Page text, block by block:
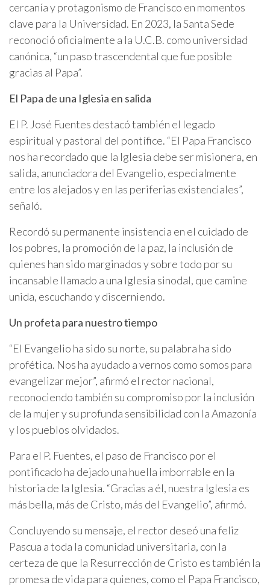
cercanía y protagonismo de Francisco en momentos
clave para la Universidad. En 2023, la Santa Sede
reconoció oficialmente a la U.C.B. como universidad
canónica, “un paso trascendental que fue posible
gracias al Papa”.
El Papa de una Iglesia en salida
El P. José Fuentes destacó también el legado
espiritual y pastoral del pontífice. “El Papa Francisco
nos ha recordado que la Iglesia debe ser misionera, en
salida, anunciadora del Evangelio, especialmente
entre los alejados y en las periferias existenciales”,
señaló.
Recordó su permanente insistencia en el cuidado de
los pobres, la promoción de la paz, la inclusión de
quienes han sido marginados y sobre todo por su
incansable llamado a una Iglesia sinodal, que camine
unida, escuchando y discerniendo.
Un profeta para nuestro tiempo
“El Evangelio ha sido su norte, su palabra ha sido
profética. Nos ha ayudado a vernos como somos para
evangelizar mejor”, afirmó el rector nacional,
reconociendo también su compromiso por la inclusión
de la mujer y su profunda sensibilidad con la Amazonía
y los pueblos olvidados.
Para el P. Fuentes, el paso de Francisco por el
pontificado ha dejado una huella imborrable en la
historia de la Iglesia. “Gracias a él, nuestra Iglesia es
más bella, más de Cristo, más del Evangelio”, afirmó.
Concluyendo su mensaje, el rector deseó una feliz
Pascua a toda la comunidad universitaria, con la
certeza de que la Resurrección de Cristo es también la
promesa de vida para quienes, como el Papa Francisco,